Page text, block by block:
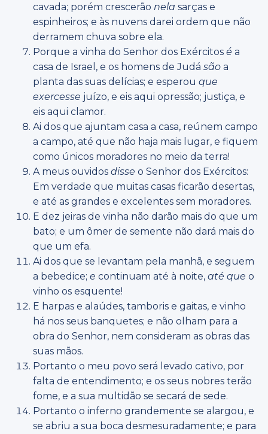
cavada; porém crescerão nela sarças e
espinheiros; e às nuvens darei ordem que não
derramem chuva sobre ela.
Porque a vinha do Senhor dos Exércitos é a
casa de Israel, e os homens de Judá são a
planta das suas delícias; e esperou que
exercesse juízo, e eis aqui opressão; justiça, e
eis aqui clamor.
Ai dos que ajuntam casa a casa, reúnem campo
a campo, até que não haja mais lugar, e fiquem
como únicos moradores no meio da terra!
A meus ouvidos disse o Senhor dos Exércitos:
Em verdade que muitas casas ficarão desertas,
e até as grandes e excelentes sem moradores.
E dez jeiras de vinha não darão mais do que um
bato; e um ômer de semente não dará mais do
que um efa.
Ai dos que se levantam pela manhã, e seguem
a bebedice; e continuam até à noite, até que o
vinho os esquente!
E harpas e alaúdes, tamboris e gaitas, e vinho
há nos seus banquetes; e não olham para a
obra do Senhor, nem consideram as obras das
suas mãos.
Portanto o meu povo será levado cativo, por
falta de entendimento; e os seus nobres terão
fome, e a sua multidão se secará de sede.
Portanto o inferno grandemente se alargou, e
se abriu a sua boca desmesuradamente; e para